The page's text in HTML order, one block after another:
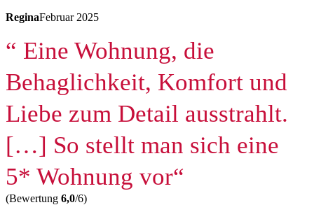
ReginaFebruar 2025
“ Eine Wohnung, die
Behaglichkeit, Komfort und
Liebe zum Detail ausstrahlt.
[…] So stellt man sich eine
5* Wohnung vor“
(Bewertung 6,0/6)